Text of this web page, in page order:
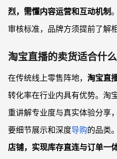
烈，需懂内容运营和互动机制
审核标准，品牌方须提前了解
淘宝直播的卖货适合什么
在传统线上零售阵地， 淘宝直
转化率在行业内具有优势。淘
重讲解专业度与真实体验分享
要细节展示和深度导购的品类。
店铺，实现库存直连与订单一